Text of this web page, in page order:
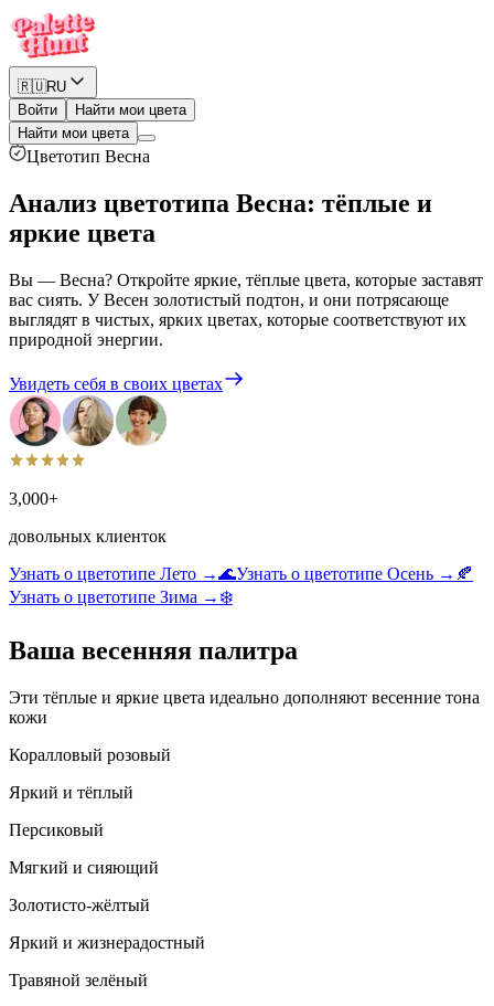
🇷🇺RU
Войти
Найти мои цвета
Найти мои цвета
Цветотип Весна
Анализ цветотипа Весна: тёплые и
яркие цвета
Вы — Весна? Откройте яркие, тёплые цвета, которые заставят
вас сиять. У Весен золотистый подтон, и они потрясающе
выглядят в чистых, ярких цветах, которые соответствуют их
природной энергии.
Увидеть себя в своих цветах
3,000+
довольных клиенток
Узнать о цветотипе Лето →🌊Узнать о цветотипе Осень → 🍂
Узнать о цветотипе Зима → ❄️
Ваша весенняя палитра
Эти тёплые и яркие цвета идеально дополняют весенние тона
кожи
Коралловый розовый
Яркий и тёплый
Персиковый
Мягкий и сияющий
Золотисто-жёлтый
Яркий и жизнерадостный
Травяной зелёный